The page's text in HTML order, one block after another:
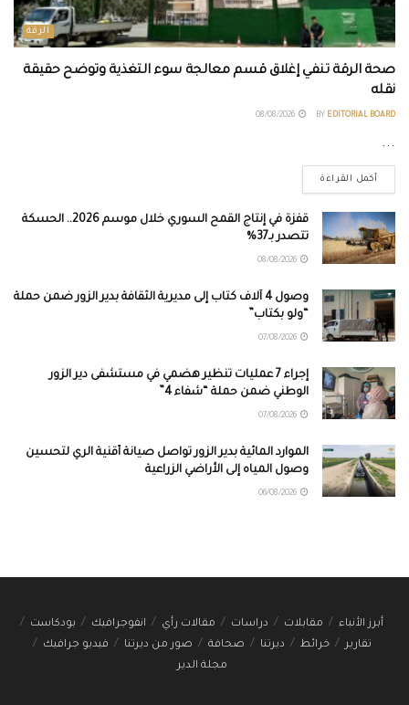
الرقة
صحة الرقة تنفي إغلاق قسم معالجة سوء التغذية وتوضح حقيقة
نقله
BY EDITORIAL BOARD
...
أكمل القراءة
قفزة في إنتاج القمح السوري خلال موسم 2026.. الحسكة
تتصدر بـ37%
وصول 4 آلاف كتاب إلى مديرية الثقافة بدير الزور ضمن حملة
“ولو بكتاب”
إجراء 7 عمليات تنظير هضمي في مستشفى دير الزور
الوطني ضمن حملة “شفاء 4”
الموارد المائية بدير الزور تواصل صيانة أقنية الري لتحسين
وصول المياه إلى الأراضي الزراعية
أبرز الأنباء مقابلات دراسات مقالات رأي انفوجرافيك
بودكاست
تقارير
خرائط ديرتنا صحافة صور من ديرتنا
فيديو جرافيك
مجلة الدير